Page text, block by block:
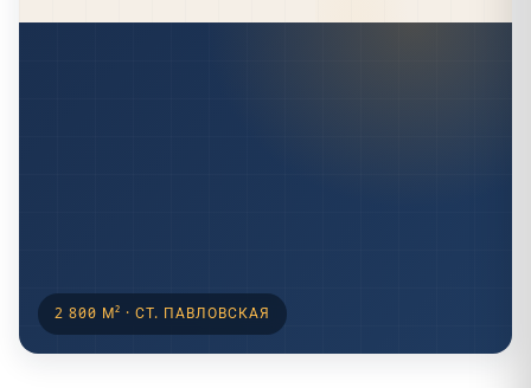
2 800 М² · СТ. ПАВЛОВСКАЯ